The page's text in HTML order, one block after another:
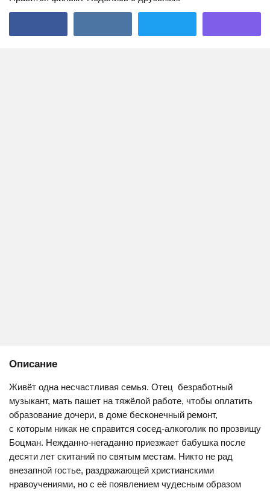
Описание
Живёт одна несчастливая семья. Отец  безработный
музыкант, мать пашет на тяжёлой работе, чтобы оплатить
образование дочери, в доме бесконечный ремонт,
с которым никак не справится сосед-алкоголик по прозвищу
Боцман. Нежданно-негаданно приезжает бабушка после
десяти лет скитаний по святым местам. Никто не рад
внезапной гостье, раздражающей христианскими
нравоучениями, но с её появлением чудесным образом